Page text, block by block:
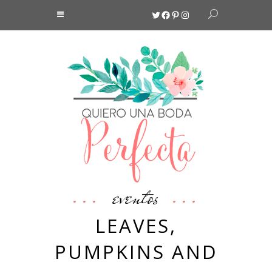
Twitter
Facebook
Pinterest
Instagram
eventos
LEAVES,
PUMPKINS AND